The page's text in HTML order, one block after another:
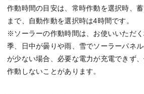
作動時間の目安は、常時作動を選択時、
まで、自動作動を選択時は4時間です。
※ソーラーの作動時間は、お使いいただ
季、日中が曇りや雨、雪でソーラーパネ
が少ない場合、必要な電力が充電できず
作動しないことがあります。